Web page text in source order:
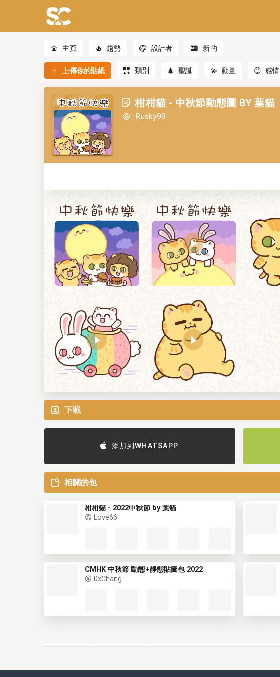
主頁 趨勢 設計者 新的
上傳你的貼紙 類別 🎄 聖誕 💫 動畫 😊 感情
柑柑貓 - 中秋節動態圖 BY 葉貓
Rusky99
下載
添加到WHATSAPP
相關的包
柑柑貓 - 2022中秋節 by 葉貓
Love66
CMHK 中秋節 動態+靜態貼圖包 2022
0xChang